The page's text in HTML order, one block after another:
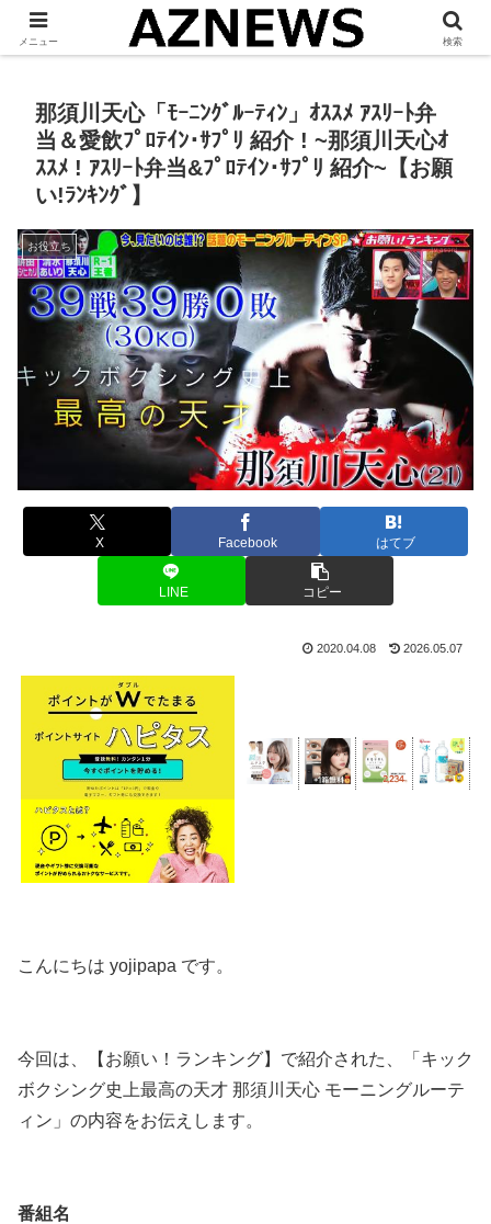
「 見たい・役立つ・面白い 」をお伝えします。
那須川天心「ﾓｰﾆﾝｸﾞﾙｰﾃｨﾝ」ｵｽｽﾒ ｱｽﾘｰﾄ弁
当＆愛飲ﾌﾟﾛﾃｲﾝ･ｻﾌﾟﾘ 紹介 ! ~那須川天心ｵ
ｽｽﾒ ! ｱｽﾘｰﾄ弁当&ﾌﾟﾛﾃｲﾝ･ｻﾌﾟﾘ 紹介~【お願
い!ﾗﾝｷﾝｸﾞ】
お役立ち
X Facebook はてブ
LINE コピー
2020.04.08 2026.05.07
こんにちは yojipapa です。
今回は、【お願い！ランキング】で紹介された、「キック
ボクシング史上最高の天才 那須川天心 モーニングルーテ
ィン」の内容をお伝えします。
番組名
メニュー 検索